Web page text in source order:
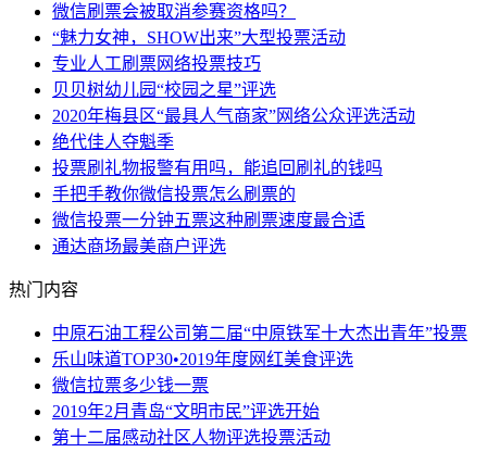
微信刷票会被取消参赛资格吗？
“魅力女神，SHOW出来”大型投票活动
专业人工刷票网络投票技巧
贝贝树幼儿园“校园之星”评选
2020年梅县区“最具人气商家”网络公众评选活动
绝代佳人夺魁季
投票刷礼物报警有用吗，能追回刷礼的钱吗
手把手教你微信投票怎么刷票的
微信投票一分钟五票这种刷票速度最合适
通达商场最美商户评选
热门内容
中原石油工程公司第二届“中原铁军十大杰出青年”投票
乐山味道TOP30•2019年度网红美食评选
微信拉票多少钱一票
2019年2月青岛“文明市民”评选开始
第十二届感动社区人物评选投票活动